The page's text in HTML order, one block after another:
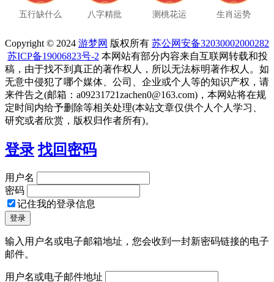
五行缺什么 八字精批 测桃花运 生肖运势
Copyright © 2024 游梦网 版权所有 苏公网安备32030002000282
苏ICP备19006823号-2 本网站有部分内容来自互联网转载和投
稿，由于找不到真正的著作权人，所以无法标明著作权人。如
无意中侵犯了哪个媒体、公司、企业或个人等的知识产权，请
来件告之(邮箱：a09231721zachen0@163.com)，本网站将在规
定时间内给予删除等相关处理(本站文章仅供个人个人学习、
研究或者欣赏，版权归作者所有)。
登录 找回密码
用户名
密码
记住我的登录信息
输入用户名或电子邮箱地址，您会收到一封新密码链接的电子
邮件。
用户名或电子邮件地址